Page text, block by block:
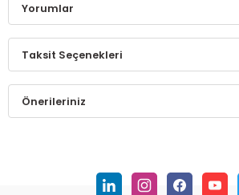
Yorumlar
Bu ürüne ilk yorumu siz
Yorum Yaz
Taksit Seçenekleri
Önerileriniz
kullanarak tarafımıza iletebilirsiniz.
Görüş ve önerileriniz için teşekkür ederiz.